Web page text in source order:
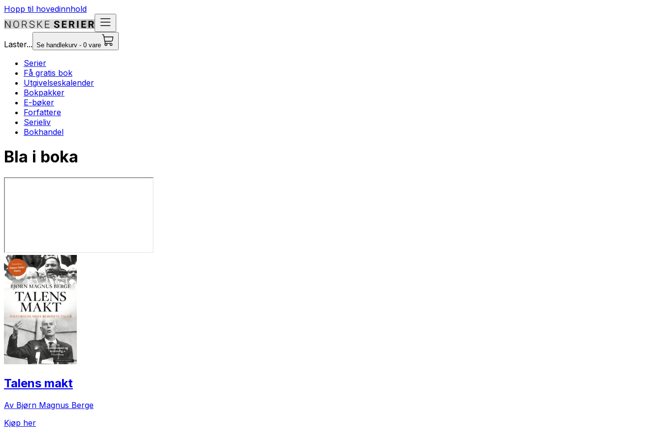
Hopp til hovedinnhold
Laster... Se handlekurv - 0 vare
Serier
Få gratis bok
Utgivelseskalender
Bokpakker
E-bøker
Forfattere
Serieliv
Bokhandel
Bla i boka
Talens makt
Av Bjørn Magnus Berge
Kjøp her